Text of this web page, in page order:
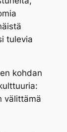
tulevia
kohdan
välittämä